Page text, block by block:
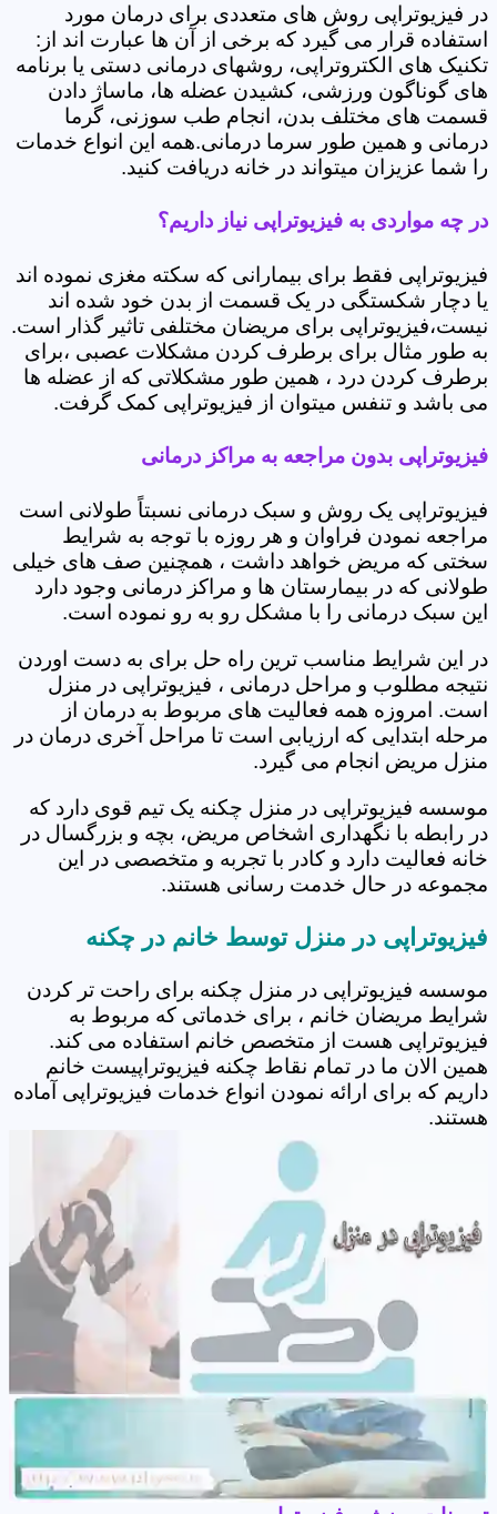
در فیزیوتراپی روش های متعددی برای درمان مورد
استفاده قرار می گیرد که برخی از آن ها عبارت اند از:
تکنیک های الکتروتراپی، روشهای درمانی دستی یا برنامه
های گوناگون ورزشی، کشیدن عضله ها، ماساژ دادن
قسمت های مختلف بدن، انجام طب سوزنی، گرما
درمانی و همین طور سرما درمانی.همه این انواع خدمات
را شما عزیزان میتواند در خانه دریافت کنید.
در چه مواردی به فیزیوتراپی نیاز داریم؟
فیزیوتراپی فقط برای بیمارانی که سکته مغزی نموده اند
یا دچار شکستگی در یک قسمت از بدن خود شده اند
نیست،فیزیوتراپی برای مریضان مختلفی تاثیر گذار است.
به طور مثال برای برطرف کردن مشکلات عصبی ،برای
برطرف کردن درد ، همین طور مشکلاتی که از عضله ها
می باشد و تنفس میتوان از فیزیوتراپی کمک گرفت.
فیزیوتراپی بدون مراجعه به مراکز درمانی
فیزیوتراپی یک روش و سبک درمانی نسبتاً طولانی است
مراجعه نمودن فراوان و هر روزه با توجه به شرایط
سختی که مریض خواهد داشت ، همچنین صف های خیلی
طولانی که در بیمارستان ها و مراکز درمانی وجود دارد
این سبک درمانی را با مشکل رو به رو نموده است.
در این شرایط مناسب ترین راه حل برای به دست اوردن
نتیجه مطلوب و مراحل درمانی ، فیزیوتراپی در منزل
است. امروزه همه فعالیت های مربوط به درمان از
مرحله ابتدایی که ارزیابی است تا مراحل آخری درمان در
منزل مریض انجام می گیرد.
موسسه فیزیوتراپی در منزل چکنه یک تیم قوی دارد که
در رابطه با نگهداری اشخاص مریض، بچه و بزرگسال در
خانه فعالیت دارد و کادر با تجربه و متخصصی در این
مجموعه در حال خدمت رسانی هستند.
فیزیوتراپی در منزل توسط خانم در چکنه
موسسه فیزیوتراپی در منزل چکنه برای راحت تر کردن
شرایط مریضان خانم ، برای خدماتی که مربوط به
فیزیوتراپی هست از متخصص خانم استفاده می کند.
همین الان ما در تمام نقاط چکنه فیزیوتراپیست خانم
داریم که برای ارائه نمودن انواع خدمات فیزیوتراپی آماده
هستند.